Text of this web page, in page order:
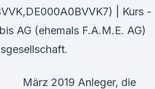
| Kurs -
AG (ehemals F.A.M.E. AG)
März 2019 Anleger, die